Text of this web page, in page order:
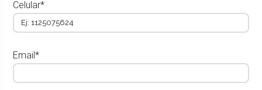
Celular*
Email*